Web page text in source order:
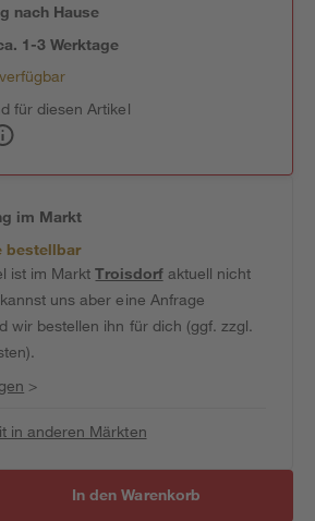
nach Hause
1-3 Werktage
für diesen Artikel
im Markt
bestellbar
ist im MarktTroisdorfaktuell nicht
uns aber eine Anfrage
wir bestellen ihn für dich (ggf. zzgl.
>
in anderen Märkten
In den Warenkorb